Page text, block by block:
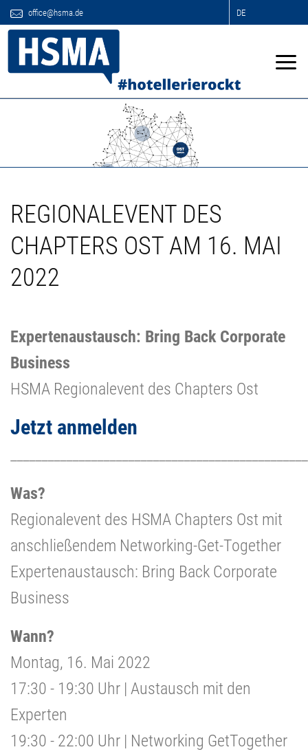
office@hsma.de DE
REGIONALEVENT DES
CHAPTERS OST AM 16. MAI
2022
Expertenaustausch: Bring Back Corporate
Business
HSMA Regionalevent des Chapters Ost
Jetzt anmelden
Was?
Regionalevent des HSMA Chapters Ost mit
anschließendem Networking-Get-Together
Expertenaustausch: Bring Back Corporate
Business
Wann?
Montag, 16. Mai 2022
17:30 - 19:30 Uhr | Austausch mit den
Experten
19:30 - 22:00 Uhr | Networking GetTogether